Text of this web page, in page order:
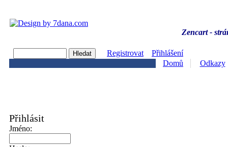
Zencart -
Registrovat
Přihlášení
Domů
Odkazy
Přihlásit
Jméno: